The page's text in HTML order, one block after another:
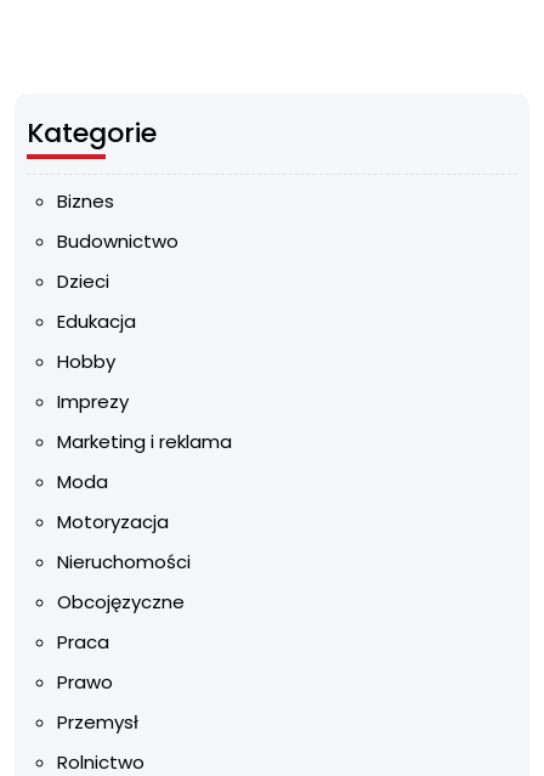
Kategorie
Biznes
Budownictwo
Dzieci
Edukacja
Hobby
Imprezy
Marketing i reklama
Moda
Motoryzacja
Nieruchomości
Obcojęzyczne
Praca
Prawo
Przemysł
Rolnictwo